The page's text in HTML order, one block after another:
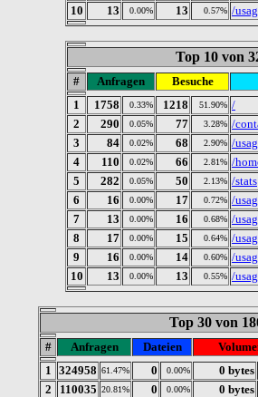
10
13 0.00% 13 0.57% /
Top 10 von
# Anfragen
Besuche
1
1758 0.33% 1218 51.90% /
2
290 0.05% 77 3.28% /
3
84 0.02% 68 2.90% /
4
110 0.02% 66 2.81% /
5
282 0.05% 50 2.13% /stats
6
16 0.00% 17 0.72% /
7
13 0.00% 16 0.68% /
8
17 0.00% 15 0.64% /
9
16 0.00% 14 0.60% /
10
13 0.00% 13 0.55% /
Top 30 von
# Anfragen Dateien
1
324958 61.47% 0 0.00%
0 bytes
2
110035 20.81% 0 0.00%
0 bytes